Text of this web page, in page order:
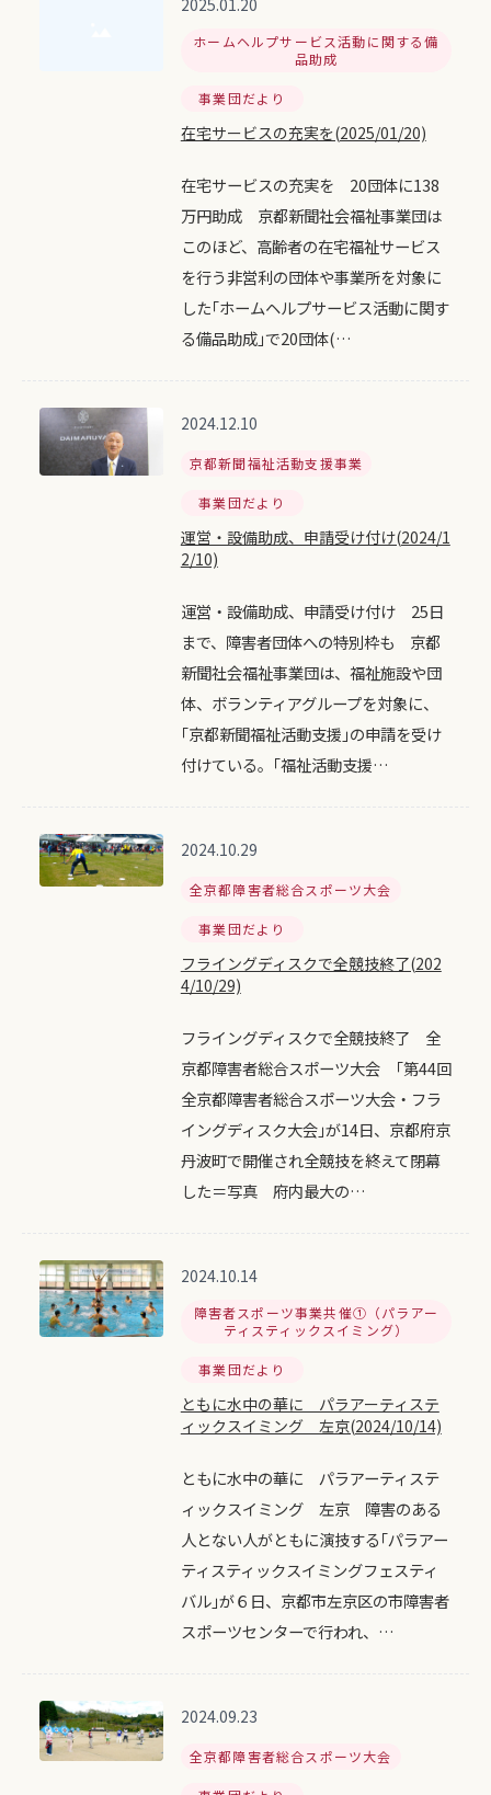
2025.01.20
ホームヘルプサービス活動に関する備
品助成
事業団だより
在宅サービスの充実を(2025/01/20)
在宅サービスの充実を 20団体に138
万円助成 京都新聞社会福祉事業団は
このほど、高齢者の在宅福祉サービス
を行う非営利の団体や事業所を対象に
した｢ホームヘルプサービス活動に関す
る備品助成｣で20団体(…
2024.12.10
京都新聞福祉活動支援事業
事業団だより
運営・設備助成、申請受け付け(2024/1
2/10)
運営・設備助成、申請受け付け 25日
まで、障害者団体への特別枠も 京都
新聞社会福祉事業団は、福祉施設や団
体、ボランティアグループを対象に、
｢京都新聞福祉活動支援｣の申請を受け
付けている。｢福祉活動支援…
2024.10.29
全京都障害者総合スポーツ大会
事業団だより
フライングディスクで全競技終了(202
4/10/29)
フライングディスクで全競技終了 全
京都障害者総合スポーツ大会 ｢第44回
全京都障害者総合スポーツ大会・フラ
イングディスク大会｣が14日、京都府京
丹波町で開催され全競技を終えて閉幕
した＝写真 府内最大の…
2024.10.14
障害者スポーツ事業共催①（パラアー
ティスティックスイミング）
事業団だより
ともに水中の華に パラアーティステ
ィックスイミング 左京(2024/10/14)
ともに水中の華に パラアーティステ
ィックスイミング 左京 障害のある
人とない人がともに演技する｢パラアー
ティスティックスイミングフェスティ
バル｣が６日、京都市左京区の市障害者
スポーツセンターで行われ、…
2024.09.23
全京都障害者総合スポーツ大会